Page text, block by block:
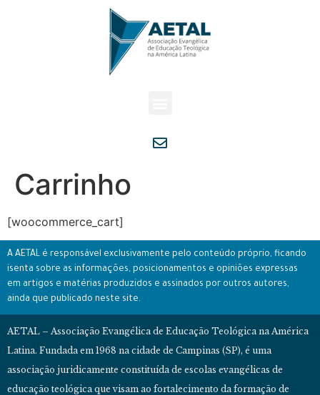
Carrinho
[woocommerce_cart]
A AETAL é responsável exclusivamente pelo conteúdo próprio, ficando
isenta sobre as informações, posicionamentos e opiniões expressas
em artigos e matérias produzidos e assinados por outros autores,
ainda que publicado neste site.
AETAL – Associação Evangélica de Educação Teológica na América
Latina. Fundada em 1968 na cidade de Campinas (SP), é uma
associação juridicamente constituída de escolas evangélicas de
educação teológica que visam ao fortalecimento da formação de